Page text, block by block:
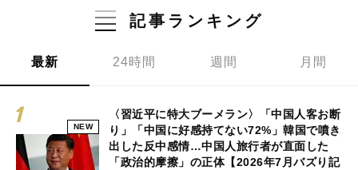
記事ランキング
最新 24時間 週間 月間
NEW
〈習近平に特大ブーメラン〉「中国人客お断
り」「中国に好感持てない72%」韓国で噴き
出した反中感情…中国人旅行者が直面した
「政治的摩擦」の正体【2026年7月バズり記